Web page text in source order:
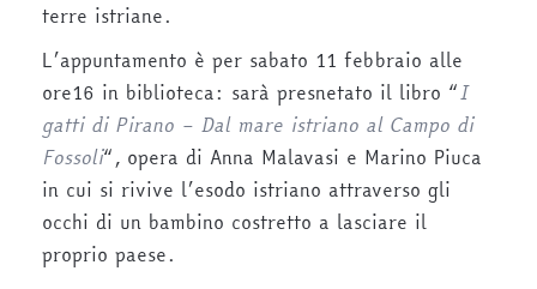
terre istriane.
L’appuntamento è per sabato 11 febbraio alle
ore16 in biblioteca: sarà presnetato il libro “I
gatti di Pirano – Dal mare istriano al Campo di
Fossoli“, opera di Anna Malavasi e Marino Piuca
in cui si rivive l’esodo istriano attraverso gli
occhi di un bambino costretto a lasciare il
proprio paese.